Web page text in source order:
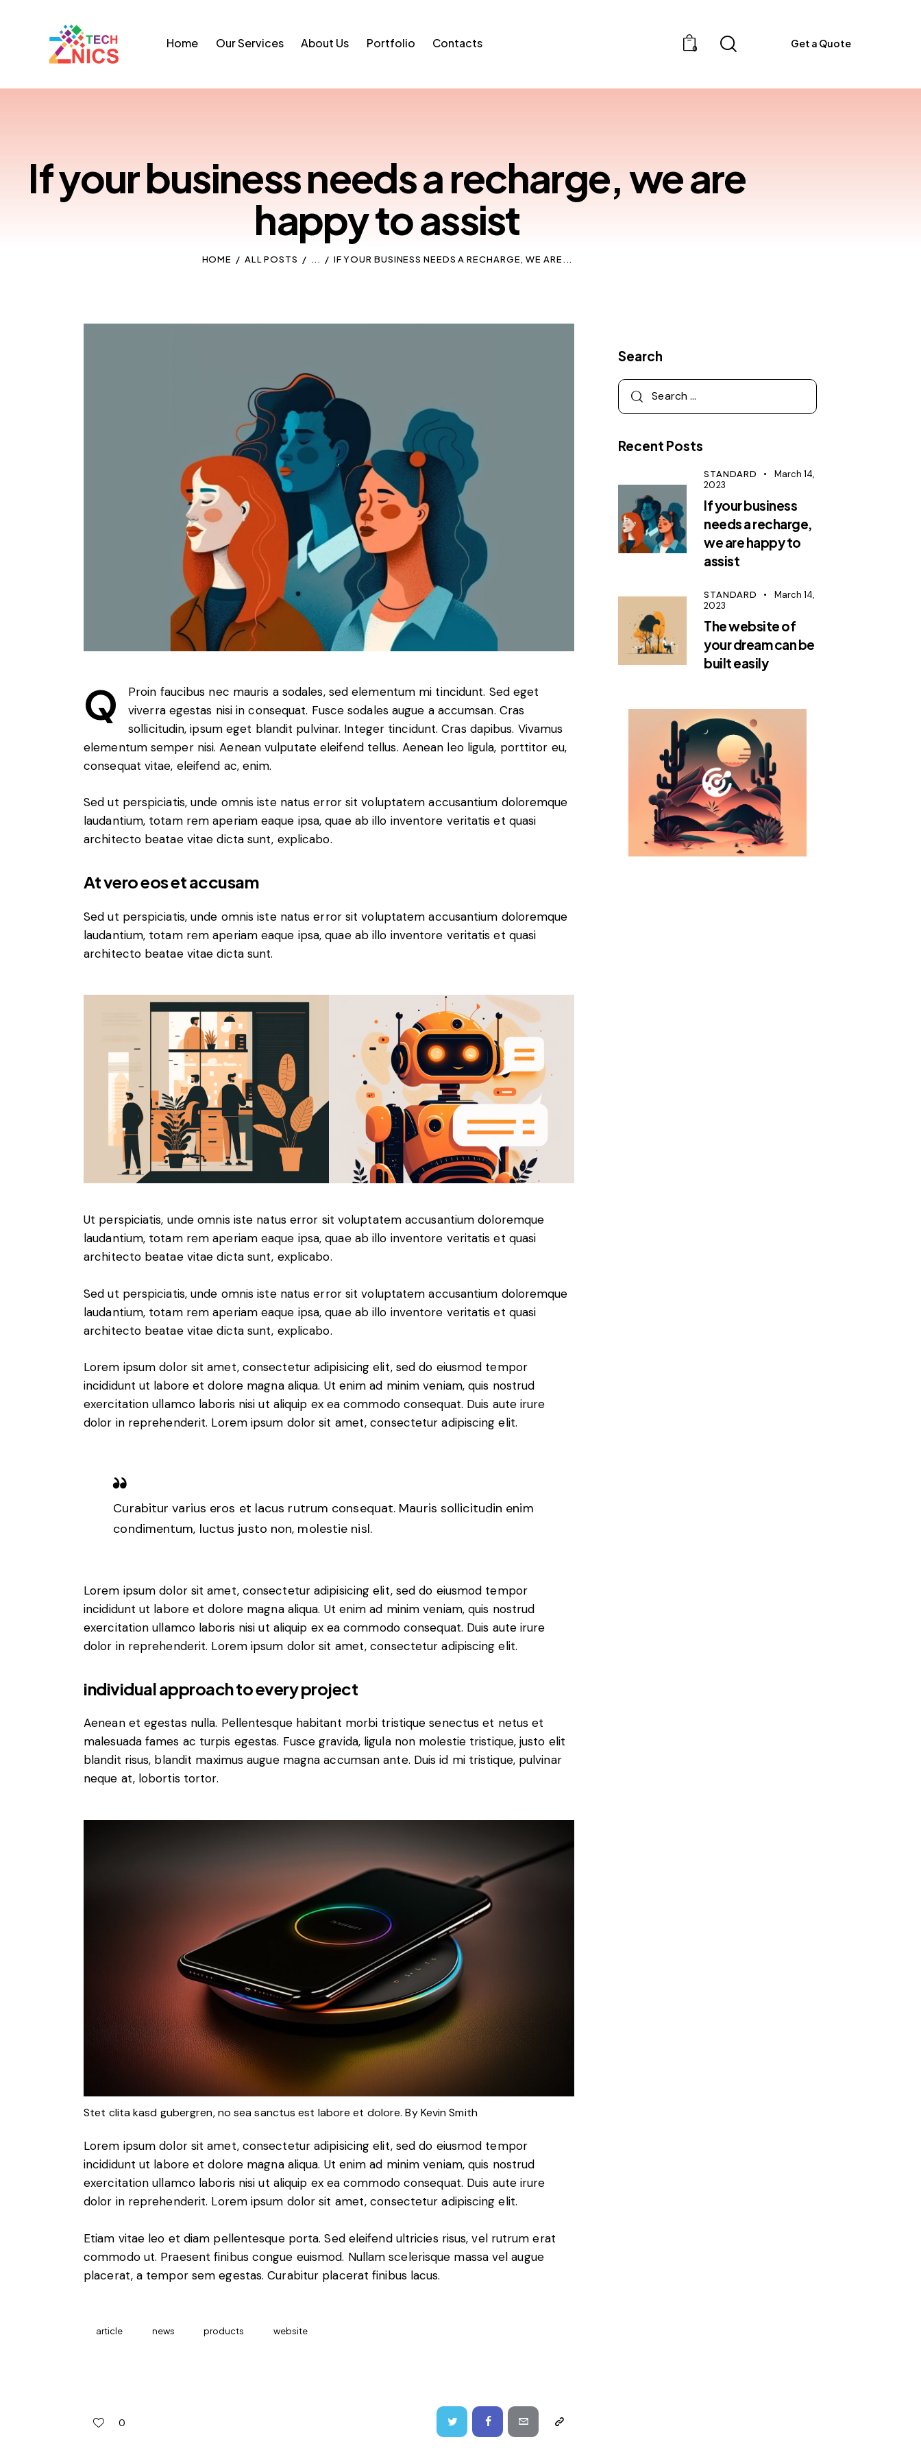
Home Our Services About Us Portfolio Contacts 0 Get a Quote
If your business needs a recharge, we are
happy to assist
HOME ALL POSTS ... IF YOUR BUSINESS NEEDS A RECHARGE, WE ARE...
Q
Proin faucibus nec mauris a sodales, sed elementum mi tincidunt. Sed eget
viverra egestas nisi in consequat. Fusce sodales augue a accumsan. Cras
sollicitudin, ipsum eget blandit pulvinar. Integer tincidunt. Cras dapibus. Vivamus
elementum semper nisi. Aenean vulputate eleifend tellus. Aenean leo ligula, porttitor eu,
consequat vitae, eleifend ac, enim.
Sed ut perspiciatis, unde omnis iste natus error sit voluptatem accusantium doloremque
laudantium, totam rem aperiam eaque ipsa, quae ab illo inventore veritatis et quasi
architecto beatae vitae dicta sunt, explicabo.
At vero eos et accusam
Sed ut perspiciatis, unde omnis iste natus error sit voluptatem accusantium doloremque
laudantium, totam rem aperiam eaque ipsa, quae ab illo inventore veritatis et quasi
architecto beatae vitae dicta sunt.
Ut perspiciatis, unde omnis iste natus error sit voluptatem accusantium doloremque
laudantium, totam rem aperiam eaque ipsa, quae ab illo inventore veritatis et quasi
architecto beatae vitae dicta sunt, explicabo.
Sed ut perspiciatis, unde omnis iste natus error sit voluptatem accusantium doloremque
laudantium, totam rem aperiam eaque ipsa, quae ab illo inventore veritatis et quasi
architecto beatae vitae dicta sunt, explicabo.
Lorem ipsum dolor sit amet, consectetur adipisicing elit, sed do eiusmod tempor
incididunt ut labore et dolore magna aliqua. Ut enim ad minim veniam, quis nostrud
exercitation ullamco laboris nisi ut aliquip ex ea commodo consequat. Duis aute irure
dolor in reprehenderit. Lorem ipsum dolor sit amet, consectetur adipiscing elit.
Curabitur varius eros et lacus rutrum consequat. Mauris sollicitudin enim
condimentum, luctus justo non, molestie nisl.
Lorem ipsum dolor sit amet, consectetur adipisicing elit, sed do eiusmod tempor
incididunt ut labore et dolore magna aliqua. Ut enim ad minim veniam, quis nostrud
exercitation ullamco laboris nisi ut aliquip ex ea commodo consequat. Duis aute irure
dolor in reprehenderit. Lorem ipsum dolor sit amet, consectetur adipiscing elit.
individual approach to every project
Aenean et egestas nulla. Pellentesque habitant morbi tristique senectus et netus et
malesuada fames ac turpis egestas. Fusce gravida, ligula non molestie tristique, justo elit
blandit risus, blandit maximus augue magna accumsan ante. Duis id mi tristique, pulvinar
neque at, lobortis tortor.
Stet clita kasd gubergren, no sea sanctus est labore et dolore. ByKevin Smith
Lorem ipsum dolor sit amet, consectetur adipisicing elit, sed do eiusmod tempor
incididunt ut labore et dolore magna aliqua. Ut enim ad minim veniam, quis nostrud
exercitation ullamco laboris nisi ut aliquip ex ea commodo consequat. Duis aute irure
dolor in reprehenderit. Lorem ipsum dolor sit amet, consectetur adipiscing elit.
Etiam vitae leo et diam pellentesque porta. Sed eleifend ultricies risus, vel rutrum erat
commodo ut. Praesent finibus congue euismod. Nullam scelerisque massa vel augue
placerat, a tempor sem egestas. Curabitur placerat finibus lacus.
article news products website
0
Search
Recent Posts
STANDARD
March 14,
2023
If your business
needs a recharge,
we are happy to
assist
STANDARD
March 14,
2023
The website of
your dream can be
built easily